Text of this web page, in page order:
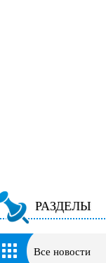
РАЗДЕЛЫ
Все новости